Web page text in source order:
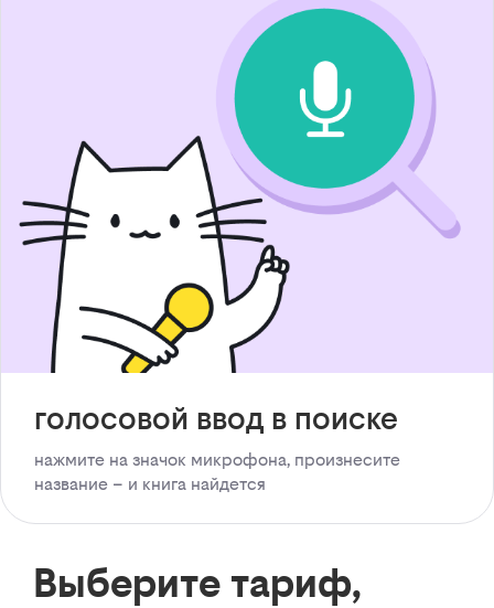
голосовой ввод в поиске
нажмите на значок микрофона, произнесите
название – и книга найдется
Выберите тариф,